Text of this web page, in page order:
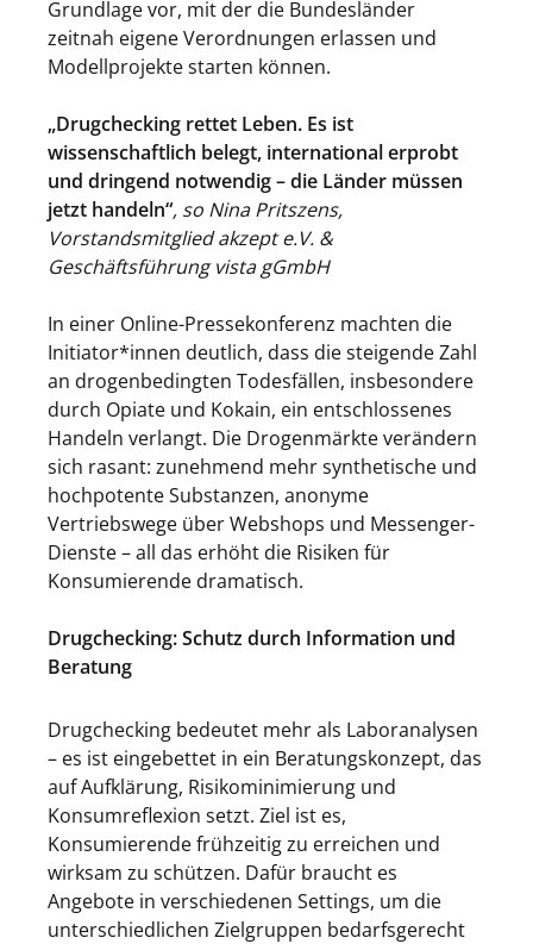
Grundlage vor, mit der die Bundesländer
zeitnah eigene Verordnungen erlassen und
Modellprojekte starten können.
„Drugchecking rettet Leben. Es ist
wissenschaftlich belegt, international erprobt
und dringend notwendig – die Länder müssen
jetzt handeln“, so Nina Pritszens,
Vorstandsmitglied akzept e.V. &
Geschäftsführung vista gGmbH
In einer Online-Pressekonferenz machten die
Initiator*innen deutlich, dass die steigende Zahl
an drogenbedingten Todesfällen, insbesondere
durch Opiate und Kokain, ein entschlossenes
Handeln verlangt. Die Drogenmärkte verändern
sich rasant: zunehmend mehr synthetische und
hochpotente Substanzen, anonyme
Vertriebswege über Webshops und Messenger-
Dienste – all das erhöht die Risiken für
Konsumierende dramatisch.
Drugchecking: Schutz durch Information und
Beratung
Drugchecking bedeutet mehr als Laboranalysen
– es ist eingebettet in ein Beratungskonzept, das
auf Aufklärung, Risikominimierung und
Konsumreflexion setzt. Ziel ist es,
Konsumierende frühzeitig zu erreichen und
wirksam zu schützen. Dafür braucht es
Angebote in verschiedenen Settings, um die
unterschiedlichen Zielgruppen bedarfsgerecht